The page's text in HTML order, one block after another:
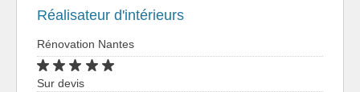
Réalisateur d'intérieurs
Rénovation Nantes
Sur devis